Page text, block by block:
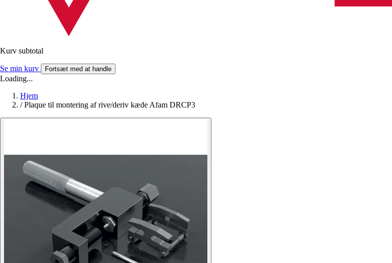
Kurv subtotal
Se min kurv Fortsæt med at handle
Loading...
Hjem
/ Plaque til montering af rive/deriv kæde Afam DRCP3